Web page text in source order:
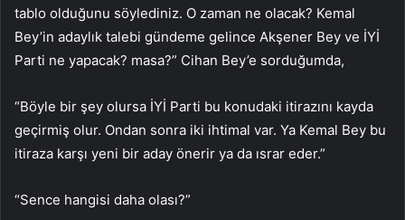
tablo olduğunu söylediniz. O zaman ne olacak? Kemal
Bey’in adaylık talebi gündeme gelince Akşener Bey ve İYİ
Parti ne yapacak? masa?” Cihan Bey’e sorduğumda,
“Böyle bir şey olursa İYİ Parti bu konudaki itirazını kayda
geçirmiş olur. Ondan sonra iki ihtimal var. Ya Kemal Bey bu
itiraza karşı yeni bir aday önerir ya da ısrar eder.”
“Sence hangisi daha olası?”